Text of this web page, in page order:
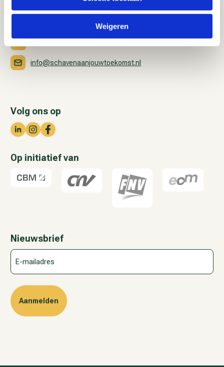
Weigeren
info@schavenaanjouwtoekomst.nl
Volg ons op
Op initiatief van
Nieuwsbrief
E-
mailadres